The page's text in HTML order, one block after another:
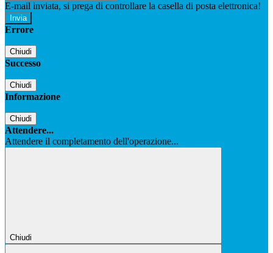
E-mail inviata, si prega di controllare la casella di posta elettronica!
Errore
Chiudi
Successo
Chiudi
Informazione
Chiudi
Attendere...
Attendere il completamento dell'operazione...
Chiudi